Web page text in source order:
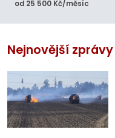
od 25 500 Kč/měsíc
Nejnovější zprávy